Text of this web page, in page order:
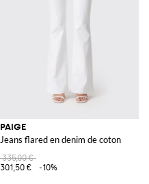
PAIGE
Jeans flared en denim de coton
335,00 €
301,50 €
-10%